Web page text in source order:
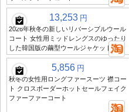
13,253 円
2026年秋冬の新しいリバーシブルウール
コート 女性用ミッドレングスのゆったり
した韓国版の繭型ウールジャケット
5,856 円
秋冬の女性用ロングファースーツ 襟コー
ト クロスボーダーホットセールフェイク
ファーファーコート